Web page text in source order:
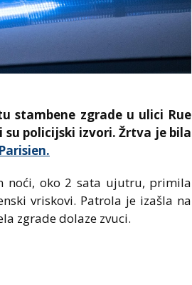
stambene zgrade u ulici Rue
su policijski izvori. Žrtva je bila
noći, oko 2 sata ujutru, primila
vriskovi. Patrola je izašla na
zgrade dolaze zvuci.